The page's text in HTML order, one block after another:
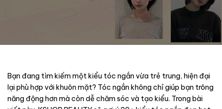
Bạn đang tìm kiếm một kiểu tóc ngắn vừa trẻ trung, hiện đại
lại phù hợp với khuôn mặt? Tóc ngắn không chỉ giúp bạn trông
năng động hơn mà còn dễ chăm sóc và tạo kiểu. Trong bài